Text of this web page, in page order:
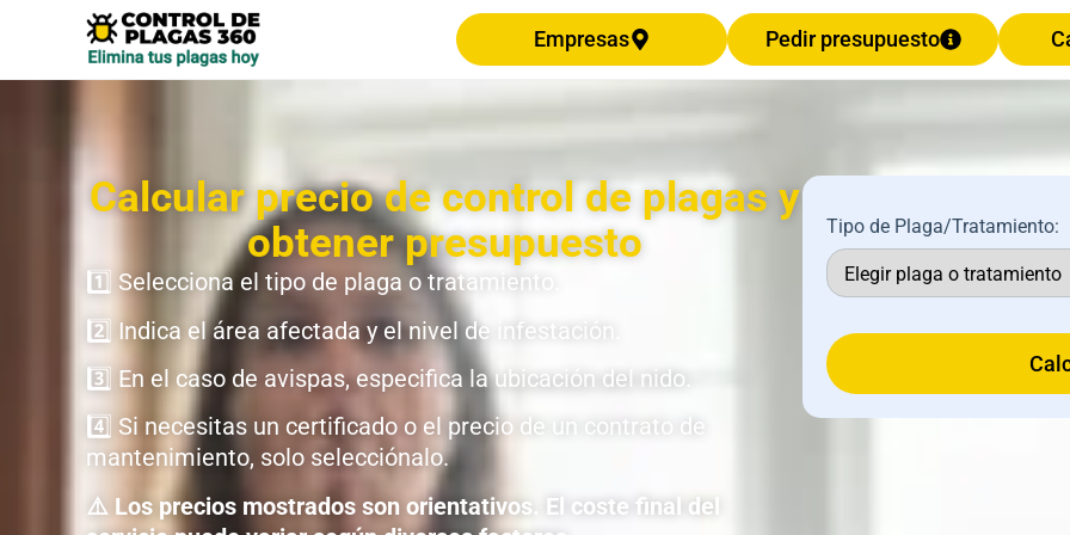
Empresas Pedir presupuesto
Calcular precio de control de plagas y
obtener presupuesto
1️⃣ Selecciona el tipo de plaga o tratamiento.
2️⃣ Indica el área afectada y el nivel de infestación.
3️⃣ En el caso de avispas, especifica la ubicación del nido.
4️⃣ Si necesitas un certificado o el precio de un contrato de
mantenimiento, solo selecciónalo.
⚠️ Los precios mostrados son orientativos. El coste final del
Tipo de Plaga/Tratamiento: